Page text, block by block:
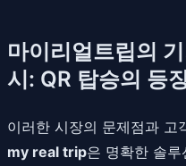
마이리얼트립의
시: QR 탑승의 등
이러한 시장의 문제점과 고
my real trip은 명확한 솔